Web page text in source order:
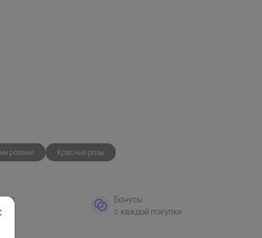
розами Красные розы
Бонусы
с каждой покупки